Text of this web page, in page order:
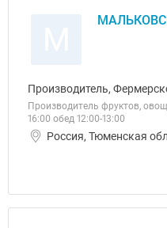
Производитель,
Производитель фруктов,
16:00 обед 12:00-13:00
Россия, Тюменская